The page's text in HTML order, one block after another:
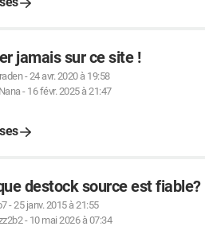
jamais sur ce site !
-24 avr. 2020 à 19:58
Nana- 16 févr. 2025 à 21:47
destock source est fiable?
-25 janv. 2015 à 21:55
- 10 mai 2026 à 07:34